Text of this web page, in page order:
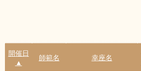
開催日
▲
師範名 幸座名